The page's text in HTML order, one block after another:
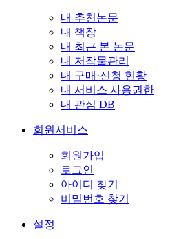
내 추천논문
내 책장
내 최근 본 논문
내 저작물관리
내 구매·신청 현황
내 서비스 사용권한
내 관심 DB
회원서비스
회원가입
로그인
아이디 찾기
비밀번호 찾기
설정